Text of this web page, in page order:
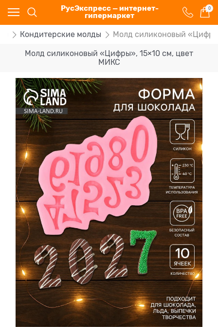
РусЭкспресс — интернет-
гипермаркет
0
Кондитерские молды Молд силиконовый
Молд силиконовый «Цифры», 15×10 см, цвет
МИКС